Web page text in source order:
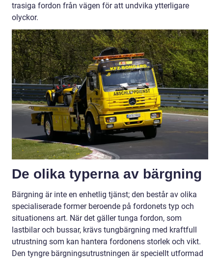
trasiga fordon från vägen för att undvika ytterligare
olyckor.
De olika typerna av bärgning
Bärgning är inte en enhetlig tjänst; den består av olika
specialiserade former beroende på fordonets typ och
situationens art. När det gäller tunga fordon, som
lastbilar och bussar, krävs tungbärgning med kraftfull
utrustning som kan hantera fordonens storlek och vikt.
Den tyngre bärgningsutrustningen är speciellt utformad